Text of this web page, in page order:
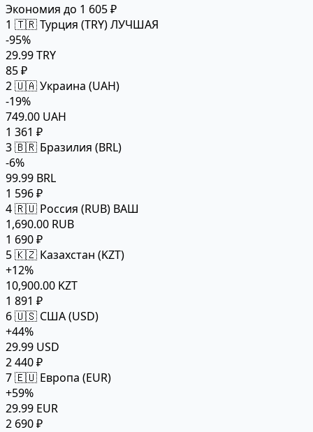
Экономия до 1 605 ₽
1 🇹🇷 Турция (TRY)ЛУЧШАЯ
-95%
29.99 TRY
85 ₽
2🇺🇦 Украина (UAH)
-19%
749.00 UAH
1 361 ₽
3🇧🇷 Бразилия (BRL)
-6%
99.99 BRL
1 596 ₽
4🇷🇺 Россия (RUB) ВАШ
1,690.00 RUB
1 690 ₽
5🇰🇿 Казахстан (KZT)
+12%
10,900.00 KZT
1 891 ₽
6🇺🇸 США (USD)
+44%
29.99 USD
2 440 ₽
7🇪🇺 Европа (EUR)
+59%
29.99 EUR
2 690 ₽